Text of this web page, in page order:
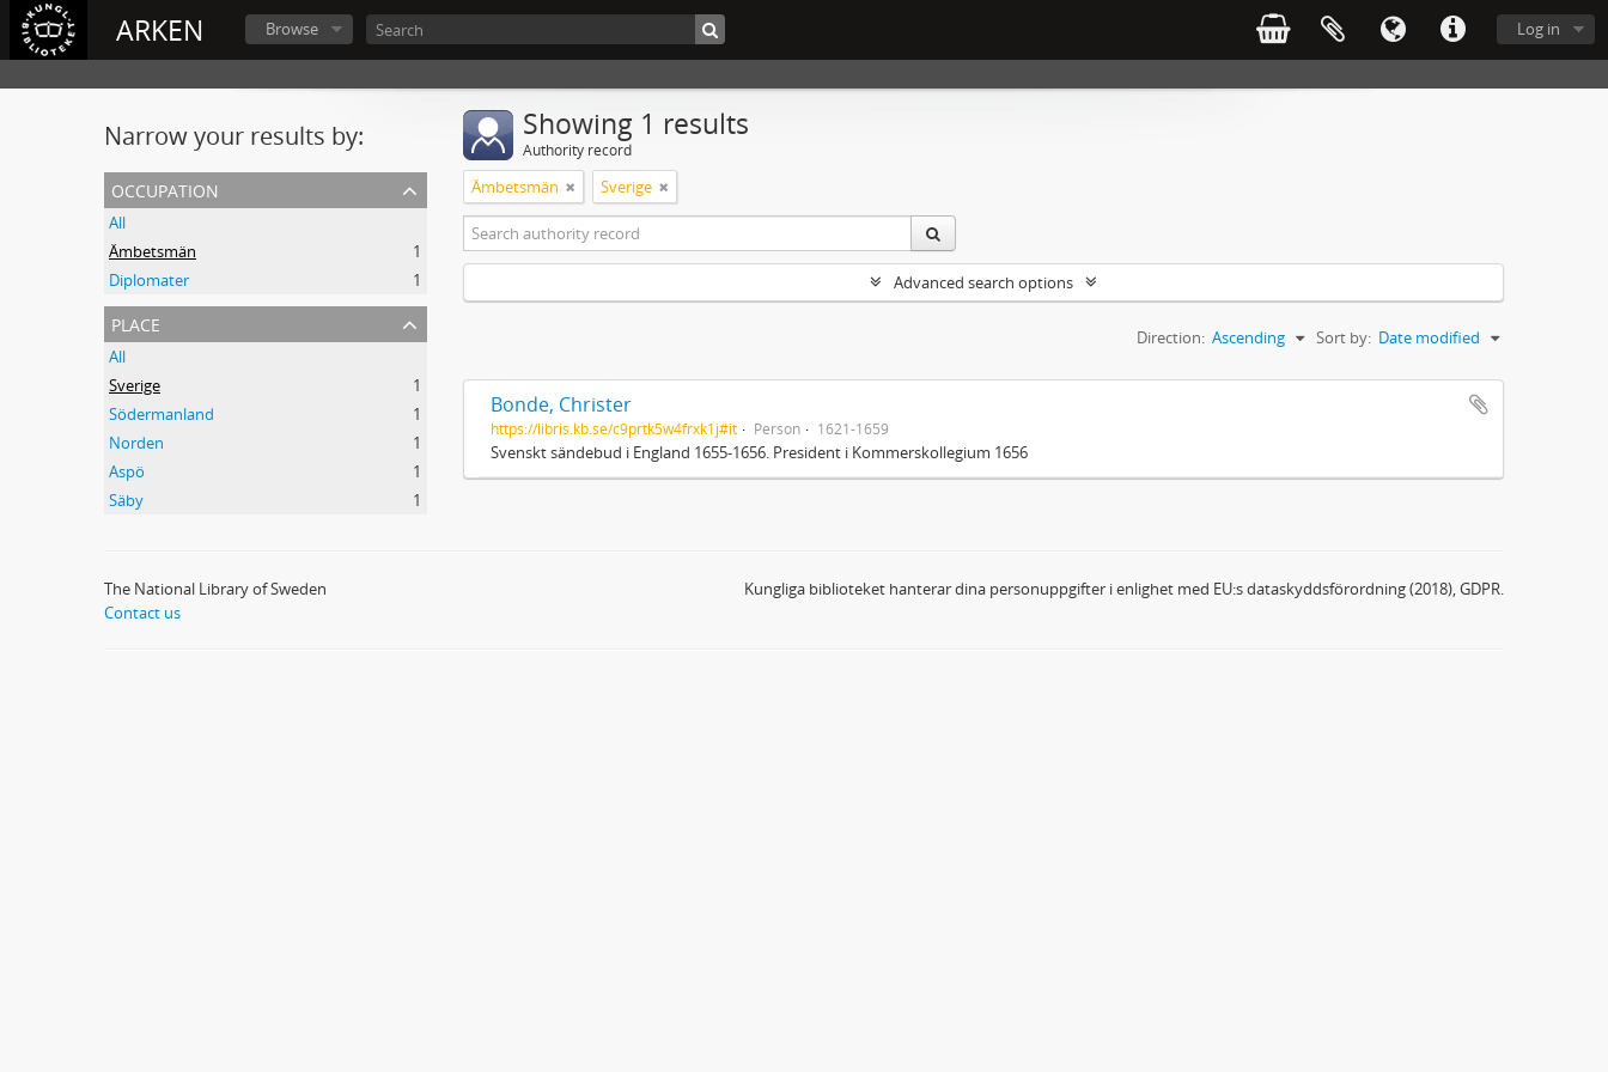
ARKEN Log in
Browse
Narrow your results by:
occupation
All
Ämbetsmän
1
Diplomater
1
place
All
Sverige
1
Södermanland
1
Norden
1
Aspö
1
Säby
1
Showing 1 results
Authority record
Ämbetsmän Sverige
Advanced search options
Sort by: Date modified
Direction: Ascending
Bonde, Christer
https://libris.kb.se/c9prtk5w4frxk1j#it Person 1621-1659
Svenskt sändebud i England 1655-1656. President i Kommerskollegium 1656
The National Library of Sweden
Contact us
Kungliga biblioteket hanterar dina personuppgifter i enlighet med EU:s dataskyddsförordning (2018), GDPR.